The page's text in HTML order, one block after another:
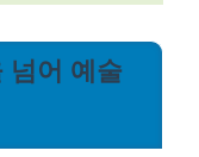
넘어 예술